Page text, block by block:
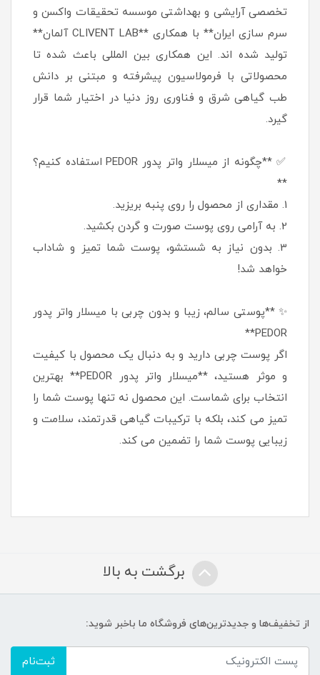
تخصصی آرایشی و بهداشتی موسسه تحقیقات واکسن و
سرم سازی ایران** با همکاری **CLIVENT LAB آلمان**
تولید شده اند. این همکاری بین المللی باعث شده تا
محصولاتی با فرمولاسیون پیشرفته و مبتنی بر دانش
طب گیاهی شرق و فناوری روز دنیا در اختیار شما قرار
گیرد.
✅ **چگونه از میسلار واتر پدور PEDOR استفاده کنیم؟
**
1. مقداری از محصول را روی پنبه بریزید.
2. به آرامی روی پوست صورت و گردن بکشید.
3. بدون نیاز به شستشو، پوست شما تمیز و شاداب
خواهد شد!
✨ **پوستی سالم، زیبا و بدون چربی با میسلار واتر پدور
PEDOR**
اگر پوست چربی دارید و به دنبال یک محصول با کیفیت
و موثر هستید، **میسلار واتر پدور PEDOR** بهترین
انتخاب برای شماست. این محصول نه تنها پوست شما را
تمیز می کند، بلکه با ترکیبات گیاهی قدرتمند، سلامت و
زیبایی پوست شما را تضمین می کند.
برگشت به بالا
از تخفیف‌ها و جدیدترین‌های فروشگاه ما باخبر شوید:
ثبت‌نام